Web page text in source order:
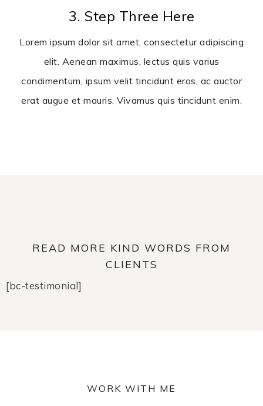
3. Step Three Here
Lorem ipsum dolor sit amet, consectetur adipiscing
elit. Aenean maximus, lectus quis varius
condimentum, ipsum velit tincidunt eros, ac auctor
erat augue et mauris. Vivamus quis tincidunt enim.
READ MORE KIND WORDS FROM
CLIENTS
[bc-testimonial]
WORK WITH ME